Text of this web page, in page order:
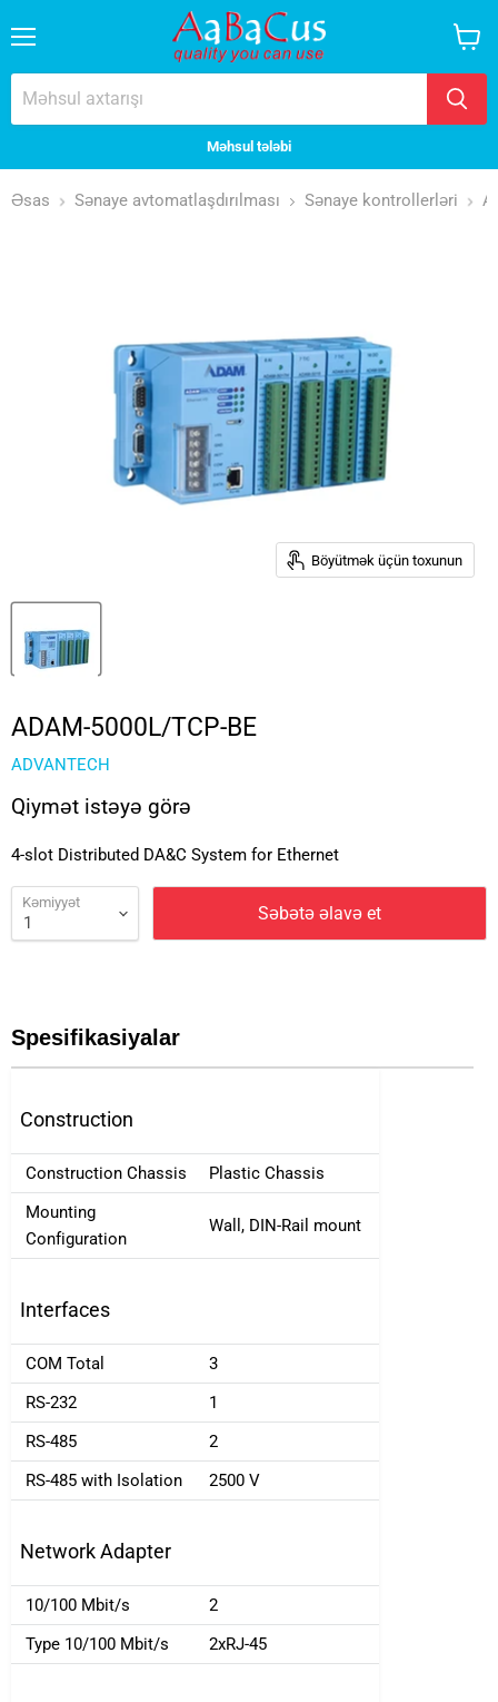
Məhsul tələbi
baxın
Əsas Sənaye avtomatlaşdırılması Sənaye kontrollerləri
Böyütmək üçün toxunun
ADAM-5000L/TCP-BE
ADVANTECH
Qiymət istəyə görə
4-slot Distributed DA&C System for Ethernet
Kəmiyyət Səbətə əlavə et
Spesifikasiyalar
Construction
Construction Chassis
Plastic Chassis
Mounting
Configuration
Wall, DIN-Rail mount
Interfaces
COM Total
3
RS-232
1
RS-485
2
RS-485 with Isolation
2500 V
Network Adapter
10/100 Mbit/s
2
Type 10/100 Mbit/s
2xRJ-45